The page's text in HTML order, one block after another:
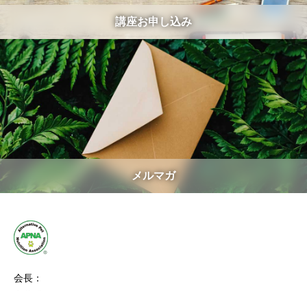
講座お申し込み
メルマガ
会長：